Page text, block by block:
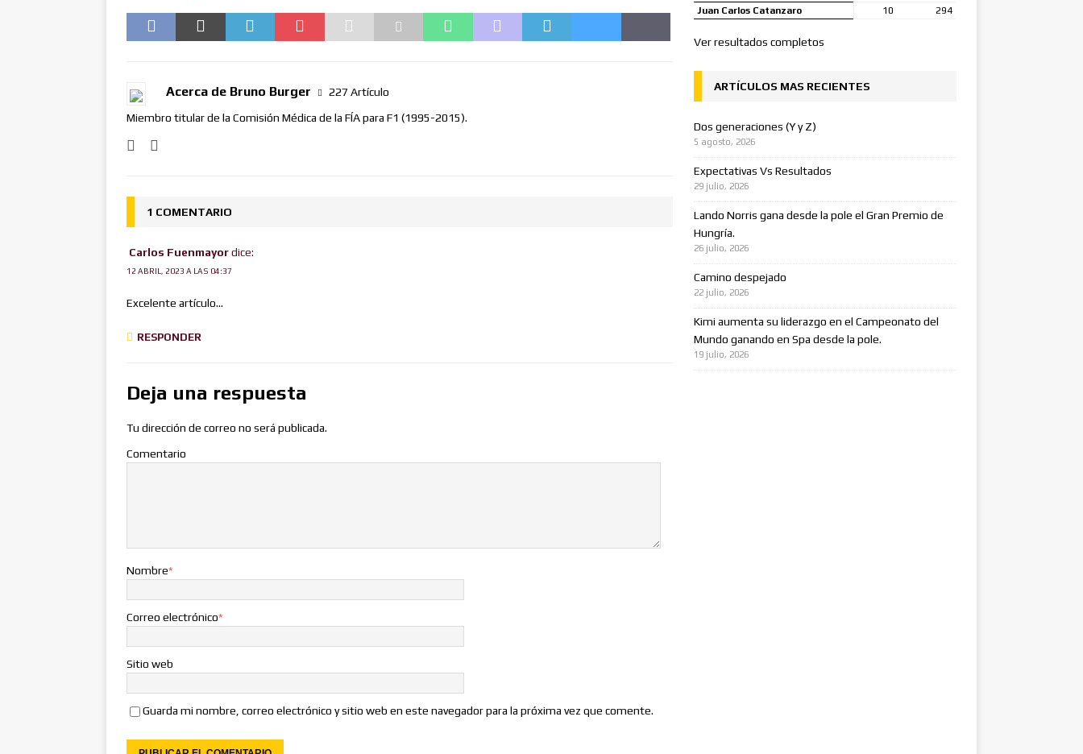
Acerca de Bruno Burger 227 Artículo
Miembro titular de la Comisión Médica de la FÍA para F1 (1995-2015).
1 COMENTARIO
Carlos Fuenmayordice:
12 ABRIL, 2023 A LAS 04:37
Excelente artículo…
RESPONDER
Deja una respuesta
Tu dirección de correo no será publicada.
Comentario
Nombre*
Correo electrónico*
Sitio web
Guarda mi nombre, correo electrónico y sitio web en este navegador para la próxima vez que comente.
Juan Carlos Catanzaro
10 294
Ver resultados completos
ARTÍCULOS MAS RECIENTES
Dos generaciones (Y y Z)
5 agosto, 2026
Expectativas Vs Resultados
29 julio, 2026
Lando Norris gana desde la pole el Gran Premio de
Hungría.
26 julio, 2026
Camino despejado
22 julio, 2026
Kimi aumenta su liderazgo en el Campeonato del
Mundo ganando en Spa desde la pole.
19 julio, 2026